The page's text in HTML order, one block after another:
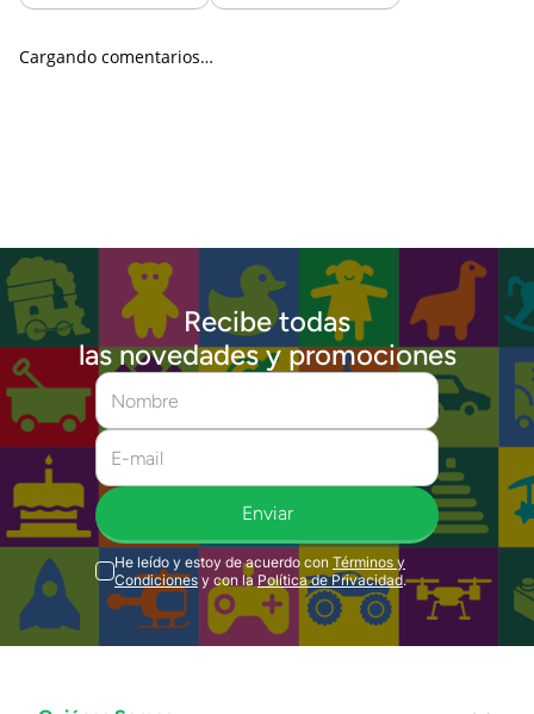
Cargando comentarios…
Recibe todas
las novedades y promociones
Enviar
He leído y estoy de acuerdo con Términos y
Condiciones y con la Política de Privacidad.